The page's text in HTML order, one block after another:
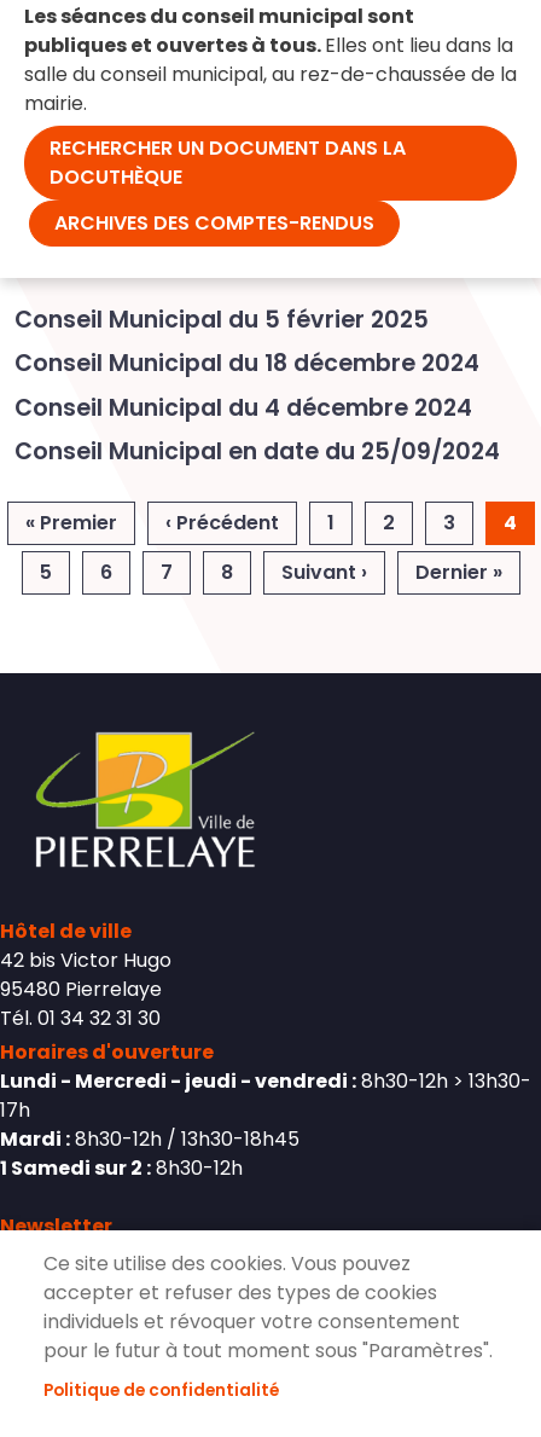
Les séances du conseil municipal sont
publiques et ouvertes à tous.Elles ont lieu dans la
salle du conseil municipal, au rez-de-chaussée de la
mairie.
RECHERCHER UN DOCUMENT DANS LA
DOCUTHÈQUE
ARCHIVES DES COMPTES-RENDUS
Conseil Municipal du 5 février 2025
Conseil Municipal du 18 décembre 2024
Conseil Municipal du 4 décembre 2024
Conseil Municipal en date du 25/09/2024
Pagination
« PremierPremière page
‹ PrécédentPage précédente
1 2 3
4
5
6 7 8 Suivant ›Page suivante
Dernier »
Hôtel de ville
42 bis Victor Hugo
95480 Pierrelaye
Tél. 01 34 32 31 30
Horaires d'ouverture
Lundi - Mercredi - jeudi - vendredi :8h30-12h > 13h30-
17h
Mardi :8h30-12h / 13h30-18h45
1 Samedi sur 2 :8h30-12h
Newsletter
S'inscrire à la lettre d'information de
Pierrelaye
Ce site utilise des cookies. Vous pouvez
accepter et refuser des types de cookies
individuels et révoquer votre consentement
pour le futur à tout moment sous "Paramètres".
Politique de confidentialité